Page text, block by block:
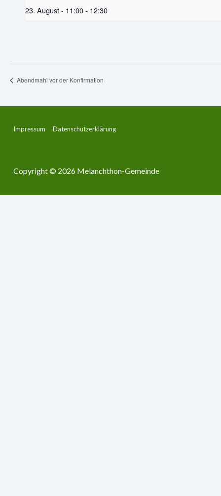
23. August - 11:00- 12:30
Abendmahl vor der Konfirmation
Footer-
Impressum Datenschutzerklärung
Copyright © 2026 Melanchthon-Gemeinde